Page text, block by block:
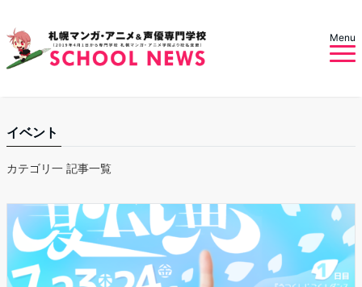
Menu
イベント
カテゴリ一 記事一覧